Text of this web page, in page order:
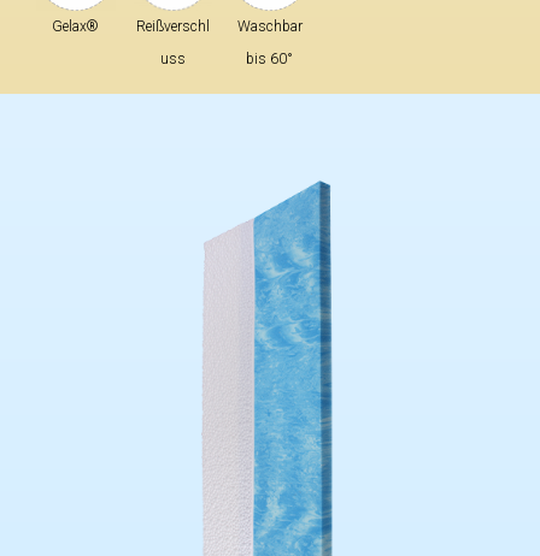
Gelax®
Reißverschl
uss
Waschbar
bis 60°